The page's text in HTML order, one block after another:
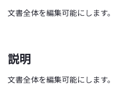
文書全体を編集可能にします。
説明
文書全体を編集可能にします。